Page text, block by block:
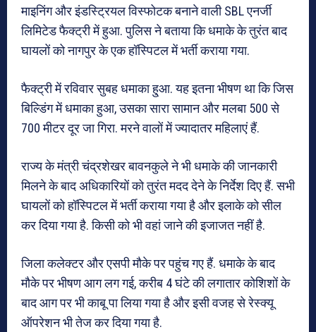
माइनिंग और इंडस्ट्रियल विस्फोटक बनाने वाली SBL एनर्जी
लिमिटेड फैक्ट्री में हुआ. पुलिस ने बताया कि धमाके के तुरंत बाद
घायलों को नागपुर के एक हॉस्पिटल में भर्ती कराया गया.
फैक्ट्री में रविवार सुबह धमाका हु्आ. यह इतना भीषण था कि जिस
बिल्डिंग में धमाका हुआ, उसका सारा सामान और मलबा 500 से
700 मीटर दूर जा गिरा. मरने वालों में ज्यादातर महिलाएं हैं.
राज्य के मंत्री चंद्रशेखर बावनकुले ने भी धमाके की जानकारी
मिलने के बाद अधिकारियों को तुरंत मदद देने के निर्देश दिए हैं. सभी
घायलों को हॉस्पिटल में भर्ती कराया गया है और इलाके को सील
कर दिया गया है. किसी को भी वहां जाने की इजाजत नहीं है.
जिला कलेक्टर और एसपी मौके पर पहुंच गए हैं. धमाके के बाद
मौके पर भीषण आग लग गई, करीब 4 घंटे की लगातार कोशिशों के
बाद आग पर भी काबू पा लिया गया है और इसी वजह से रेस्क्यू
ऑपरेशन भी तेज कर दिया गया है.